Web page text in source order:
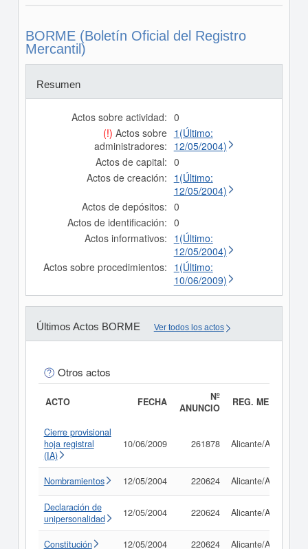
BORME (Boletín Oficial del Registro
Mercantil)
Resumen
Actos sobre actividad: 0
(!) Actos sobre
administradores:
1(Último:
12/05/2004)
Actos de capital: 0
Actos de creación: 1(Último:
12/05/2004)
Actos de depósitos: 0
Actos de identificación: 0
Actos informativos: 1(Último:
12/05/2004)
Actos sobre procedimientos: 1(Último:
10/06/2009)
Últimos Actos BORME Ver todos los actos
Otros actos
ACTO FECHA
Nº
ANUNCIO
REG. MERC.
Cierre provisional
hoja registral
(IA)
10/06/2009 261878 Alicante/Alacant
Nombramientos 12/05/2004 220624 Alicante/Alacant
Declaración de
unipersonalidad
12/05/2004 220624 Alicante/Alacant
Constitución 12/05/2004 220624 Alicante/Alacant